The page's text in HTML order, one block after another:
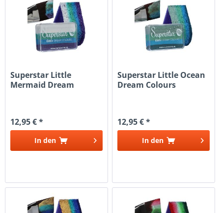
Superstar Little
Mermaid Dream
12,95 € *
In den
Superstar Little Ocean
Dream Colours
12,95 € *
In den